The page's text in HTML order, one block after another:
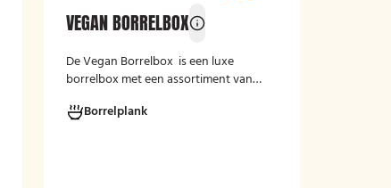
VEGAN BORRELBOX
DeVegan Borrelbox is een luxe
borrelbox met een assortiment van
hapjes. De box bevat onder andere
Borrelplank